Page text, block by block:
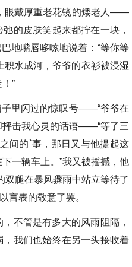
眼戴厚重老花镜的矮老人——
的皮肤笑起来都拧在一块，
地嘴唇哆嗦地说着：“等你等
水成河，爷爷的衣衫被浸湿
”
子里闪过的惊叹号——“爷爷在
抨击我心灵的话语——“等了三
间的`事，那日又与他提起这
一辆车上。”我又被摇撼，他
双腿在暴风骤雨中站立等待了
言表的敬意了罢。
不管是有多大的风雨阻隔，
我们也始终在另一头接收着